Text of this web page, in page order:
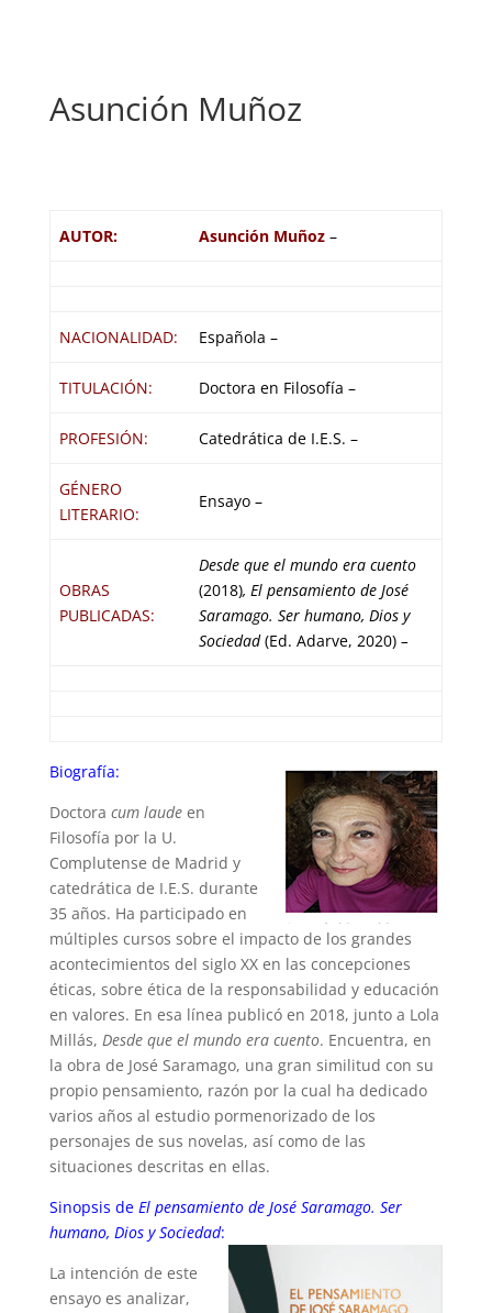
Asunción Muñoz
AUTOR: Asunción Muñoz –
NACIONALIDAD: Española –
TITULACIÓN: Doctora en Filosofía –
PROFESIÓN: Catedrática de I.E.S. –
GÉNERO
LITERARIO:
Ensayo –
OBRAS
PUBLICADAS:
Desde que el mundo era cuento
(2018), El pensamiento de José
Saramago. Ser humano, Dios y
Sociedad(Ed. Adarve, 2020) –
Biografía:
Doctora cum laudeen
Filosofía por la U.
Complutense de Madrid y
catedrática de I.E.S. durante
35 años. Ha participado en
múltiples cursos sobre el impacto de los grandes
acontecimientos del siglo XX en las concepciones
éticas, sobre ética de la responsabilidad y educación
en valores. En esa línea publicó en 2018, junto a Lola
Millás, Desde que el mundo era cuento. Encuentra, en
la obra de José Saramago, una gran similitud con su
propio pensamiento, razón por la cual ha dedicado
varios años al estudio pormenorizado de los
personajes de sus novelas, así como de las
situaciones descritas en ellas.
Sinopsis deEl pensamiento de José Saramago. Ser
humano, Dios y Sociedad:
La intención de este
ensayo es analizar,